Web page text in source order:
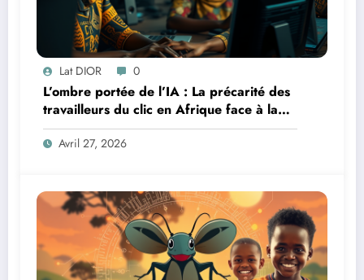
Lat DIOR 0
L’ombre portée de l’IA : La précarité des
travailleurs du clic en Afrique face à la
révolution numérique
Avril 27, 2026